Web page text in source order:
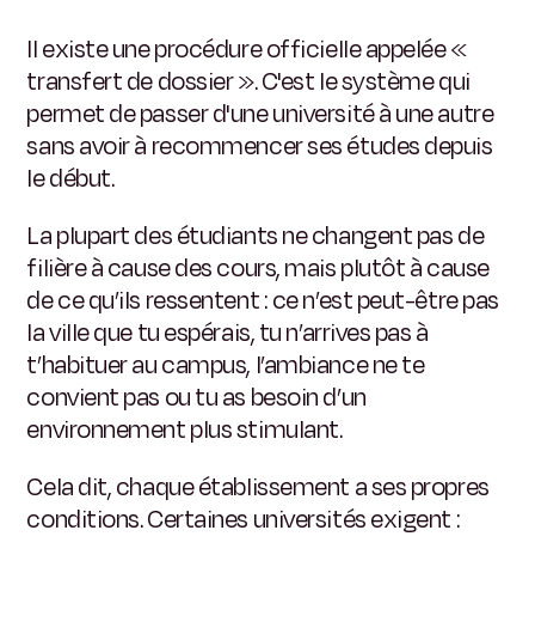
Il existe une procédure officielle appelée «
transfert de dossier ». C'est le système qui
permet de passer d'une université à une autre
sans avoir à recommencer ses études depuis
le début.
La plupart des étudiants ne changent pas de
filière à cause des cours, mais plutôt à cause
de ce qu’ils ressentent : ce n’est peut-être pas
la ville que tu espérais, tu n’arrives pas à
t’habituer au campus, l’ambiance ne te
convient pas ou tu as besoin d’un
environnement plus stimulant.
Cela dit, chaque établissement a ses propres
conditions. Certaines universités exigent :